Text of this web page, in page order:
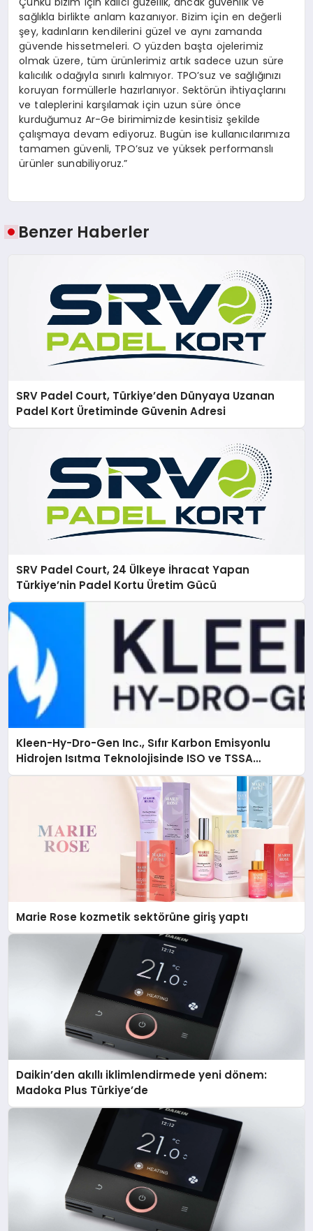
sağlıkla birlikte anlam kazanıyor. Bizim için en değerli
şey, kadınların kendilerini güzel ve aynı zamanda
güvende hissetmeleri. O yüzden başta ojelerimiz
olmak üzere, tüm ürünlerimiz artık sadece uzun süre
kalıcılık odağıyla sınırlı kalmıyor. TPO’suz ve sağlığınızı
koruyan formüllerle hazırlanıyor. Sektörün ihtiyaçlarını
ve taleplerini karşılamak için uzun süre önce
kurduğumuz Ar-Ge birimimizde kesintisiz şekilde
çalışmaya devam ediyoruz. Bugün ise kullanıcılarımıza
tamamen güvenli, TPO’suz ve yüksek performanslı
ürünler sunabiliyoruz.”
Benzer Haberler
SRV Padel Court, Türkiye’den Dünyaya Uzanan
Padel Kort Üretiminde Güvenin Adresi
SRV Padel Court, 24 Ülkeye İhracat Yapan
Türkiye’nin Padel Kortu Üretim Gücü
Kleen-Hy-Dro-Gen Inc., Sıfır Karbon Emisyonlu
Hidrojen Isıtma Teknolojisinde ISO ve TSSA
Düzenleyici Onaylarını Aldı
Marie Rose kozmetik sektörüne giriş yaptı
Daikin’den akıllı iklimlendirmede yeni dönem:
Madoka Plus Türkiye’de